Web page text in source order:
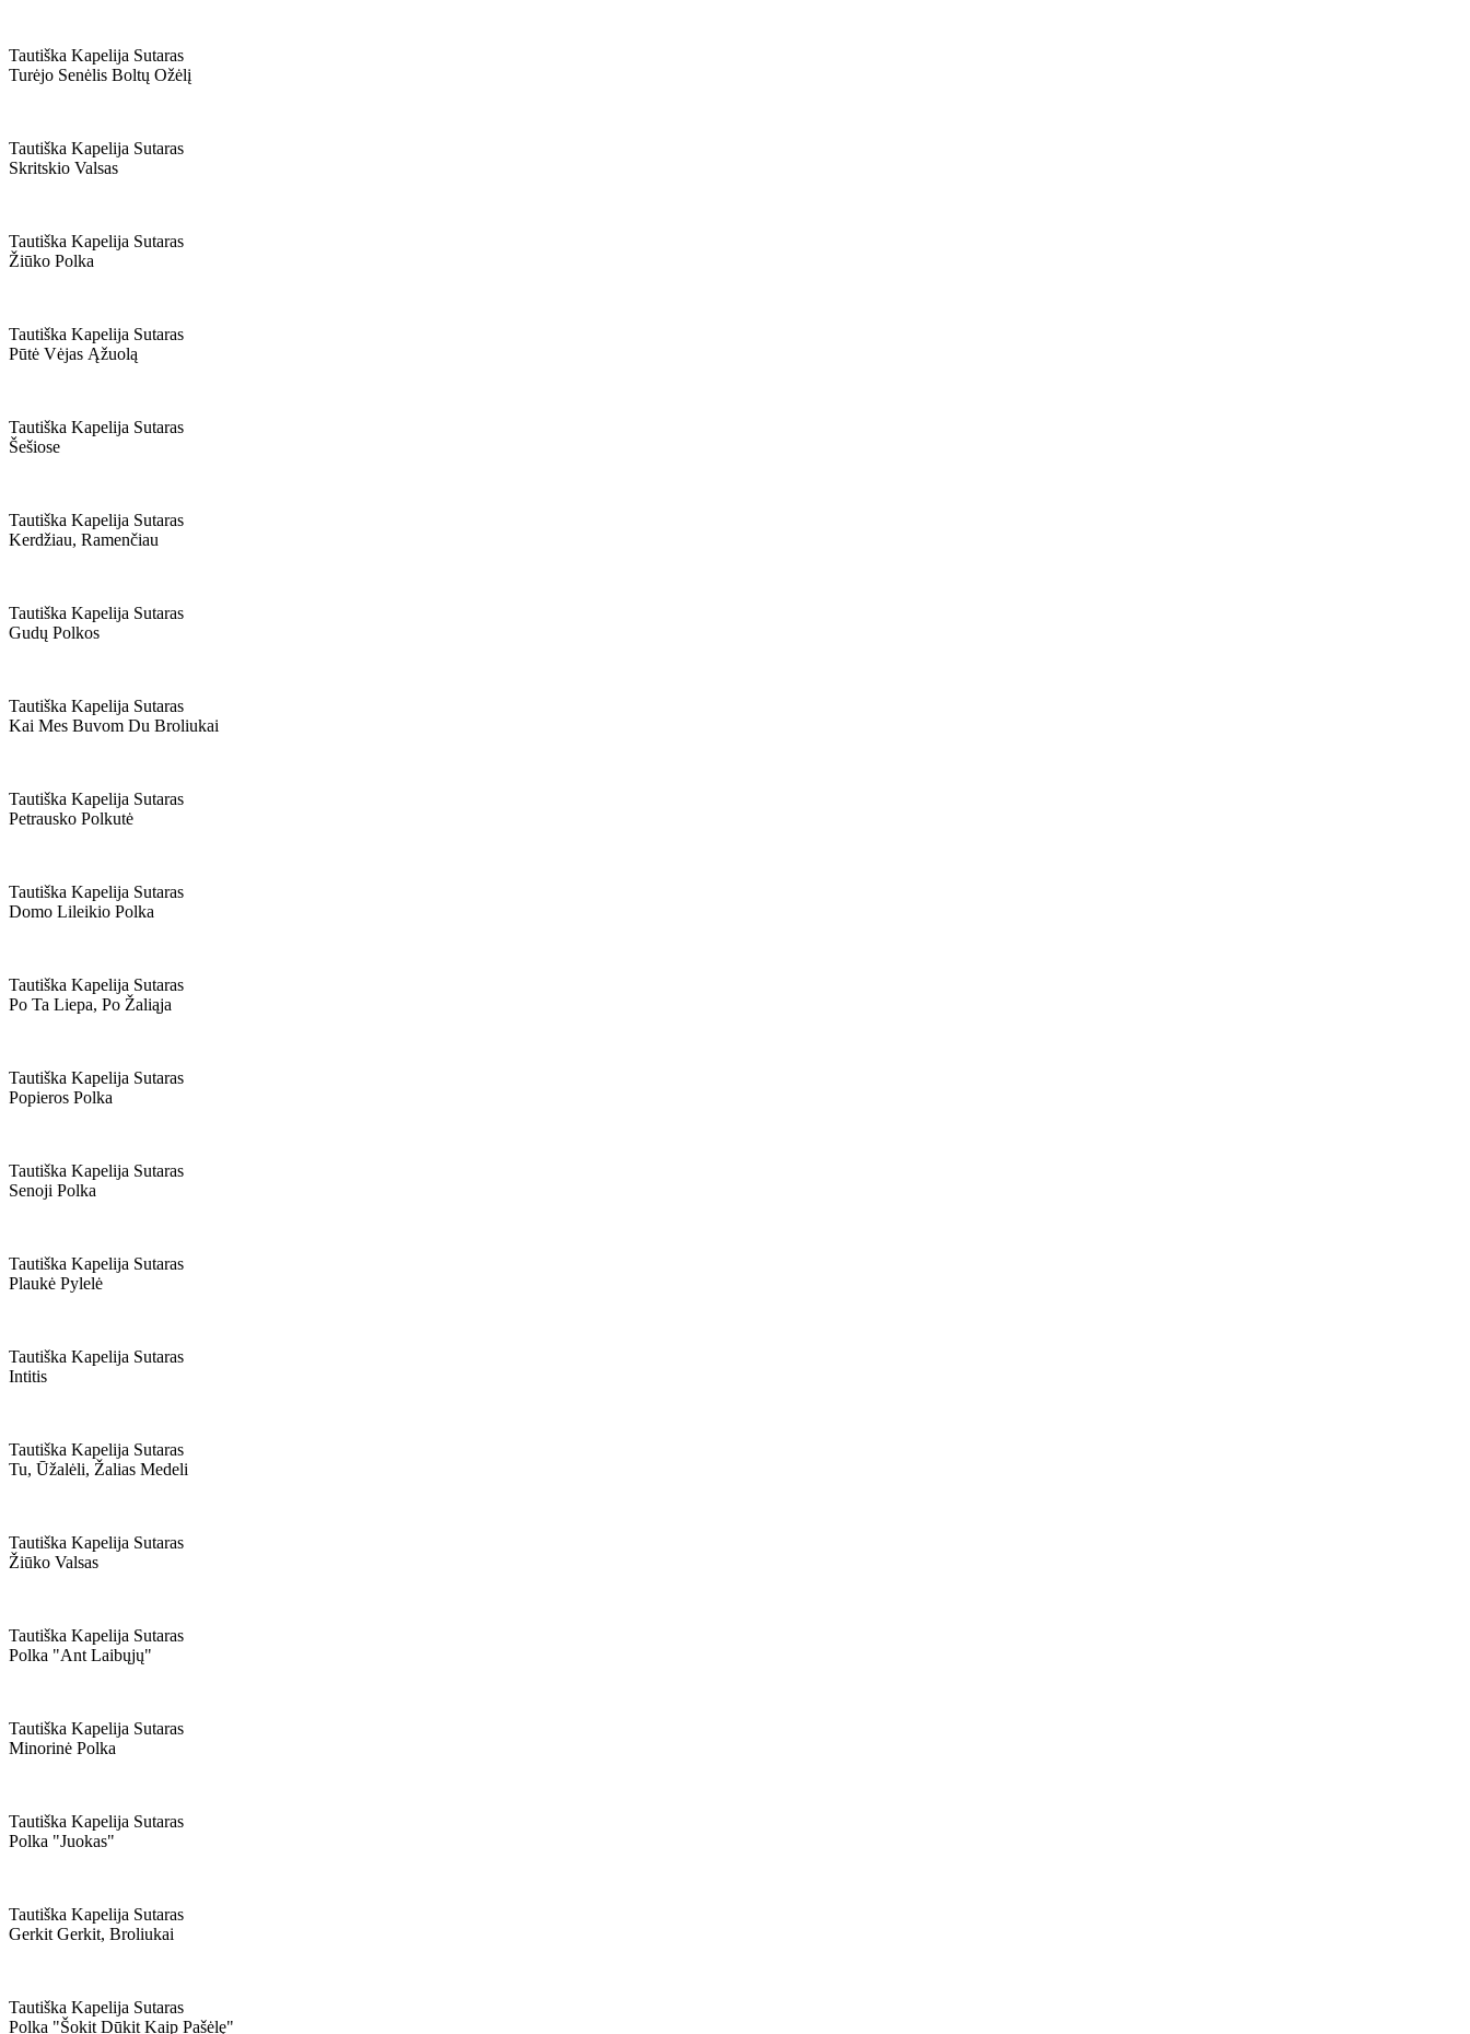
Tautiška Kapelija Sutaras
Turėjo Senėlis Boltų Ožėlį
Tautiška Kapelija Sutaras
Skritskio Valsas
Tautiška Kapelija Sutaras
Žiūko Polka
Tautiška Kapelija Sutaras
Pūtė Vėjas Ąžuolą
Tautiška Kapelija Sutaras
Šešiose
Tautiška Kapelija Sutaras
Kerdžiau, Ramenčiau
Tautiška Kapelija Sutaras
Gudų Polkos
Tautiška Kapelija Sutaras
Kai Mes Buvom Du Broliukai
Tautiška Kapelija Sutaras
Petrausko Polkutė
Tautiška Kapelija Sutaras
Domo Lileikio Polka
Tautiška Kapelija Sutaras
Po Ta Liepa, Po Žaliąja
Tautiška Kapelija Sutaras
Popieros Polka
Tautiška Kapelija Sutaras
Senoji Polka
Tautiška Kapelija Sutaras
Plaukė Pylelė
Tautiška Kapelija Sutaras
Intitis
Tautiška Kapelija Sutaras
Tu, Ūžalėli, Žalias Medeli
Tautiška Kapelija Sutaras
Žiūko Valsas
Tautiška Kapelija Sutaras
Polka "ant Laibųjų"
Tautiška Kapelija Sutaras
Minorinė Polka
Tautiška Kapelija Sutaras
Polka "juokas"
Tautiška Kapelija Sutaras
Gerkit Gerkit, Broliukai
Tautiška Kapelija Sutaras
Polka "šokit Dūkit Kaip Pašėlę"